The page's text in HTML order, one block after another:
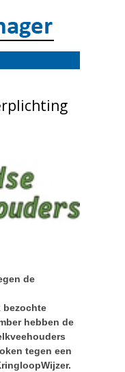
de
bezochte
hebben de
tegen een